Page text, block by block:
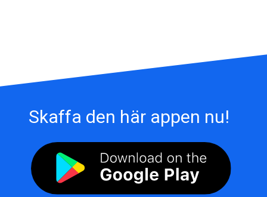
Skaffa den här appen nu!